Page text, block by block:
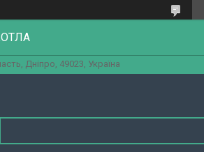
Дніпро, 49023, Україна